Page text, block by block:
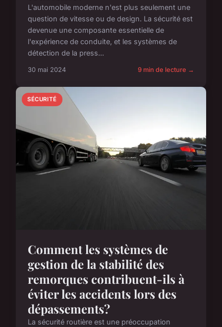
L'automobile moderne n'est plus seulement une
question de vitesse ou de design. La sécurité est
devenue une composante essentielle de
l'expérience de conduite, et les systèmes de
détection de la press...
30 mai 2024 9 min de lecture →
SÉCURITÉ
Comment les systèmes de
gestion de la stabilité des
remorques contribuent-ils à
éviter les accidents lors des
dépassements?
La sécurité routière est une préoccupation